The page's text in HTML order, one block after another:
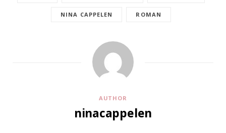
NINA CAPPELEN ROMAN
AUTHOR
ninacappelen